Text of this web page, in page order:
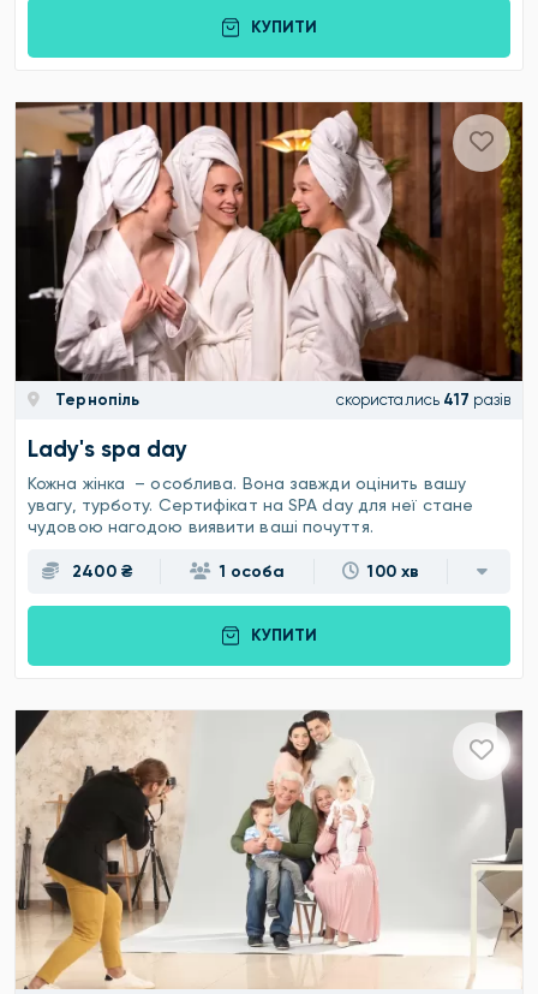
КУПИТИ
Тернопіль скористались 417 разів
Lady's spa day
Кожна жінка – особлива. Вона завжди оцінить вашу
увагу, турботу. Сертифікат на SPA day для неї стане
чудовою нагодою виявити ваші почуття.
2400 ₴ 1 особа 100 хв
КУПИТИ